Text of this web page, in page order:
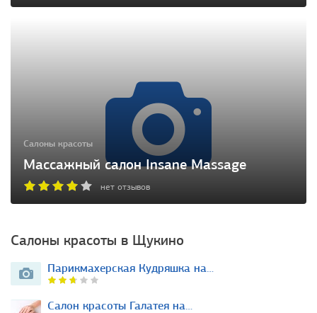
Салоны красоты
Массажный салон Insane Massage
нет отзывов
Салоны красоты в Щукино
Парикмахерская Кудряшка на…
Салон красоты Галатея на…